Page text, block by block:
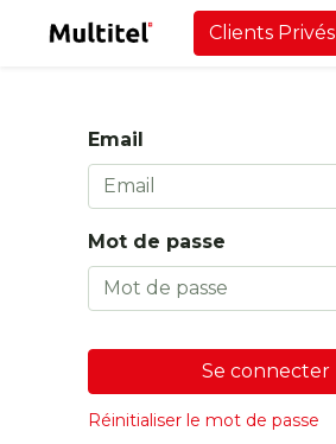
Clients Privés
Email
Mot de passe
Se connecter
Réinitialiser le mot de passe